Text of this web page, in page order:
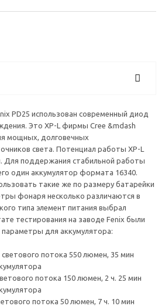
PD25 использован современный диод
Это XP-L фирмы Cree &mdash
мощных, долговечных
света. Потенциал работы XP-L
Для поддержания стабильной работы
один аккумулятор формата 16340.
такие же по размеру батарейки
фонаря несколько различаются в
типа элемент питания выбрал
тестирования на заводе Fenix были
для аккумулятора:
потока 550 люмен, 35 мин
потока 150 люмен, 2 ч. 25 мин
потока 50 люмен, 7 ч. 10 мин